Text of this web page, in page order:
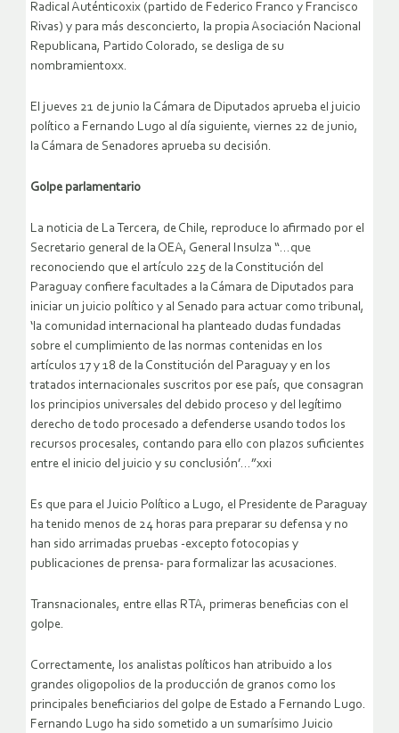
Radical Auténticoxix (partido de Federico Franco y Francisco
Rivas) y para más desconcierto, la propia Asociación Nacional
Republicana, Partido Colorado, se desliga de su
nombramientoxx.
El jueves 21 de junio la Cámara de Diputados aprueba el juicio
político a Fernando Lugo al día siguiente, viernes 22 de junio,
la Cámara de Senadores aprueba su decisión.
Golpe parlamentario
La noticia de La Tercera, de Chile, reproduce lo afirmado por el
Secretario general de la OEA, General Insulza “…que
reconociendo que el artículo 225 de la Constitución del
Paraguay confiere facultades a la Cámara de Diputados para
iniciar un juicio político y al Senado para actuar como tribunal,
‘la comunidad internacional ha planteado dudas fundadas
sobre el cumplimiento de las normas contenidas en los
artículos 17 y 18 de la Constitución del Paraguay y en los
tratados internacionales suscritos por ese país, que consagran
los principios universales del debido proceso y del legítimo
derecho de todo procesado a defenderse usando todos los
recursos procesales, contando para ello con plazos suficientes
entre el inicio del juicio y su conclusión’…”xxi
Es que para el Juicio Político a Lugo, el Presidente de Paraguay
ha tenido menos de 24 horas para preparar su defensa y no
han sido arrimadas pruebas -excepto fotocopias y
publicaciones de prensa- para formalizar las acusaciones.
Transnacionales, entre ellas RTA, primeras beneficias con el
golpe.
Correctamente, los analistas políticos han atribuido a los
grandes oligopolios de la producción de granos como los
principales beneficiarios del golpe de Estado a Fernando Lugo.
Fernando Lugo ha sido sometido a un sumarísimo Juicio